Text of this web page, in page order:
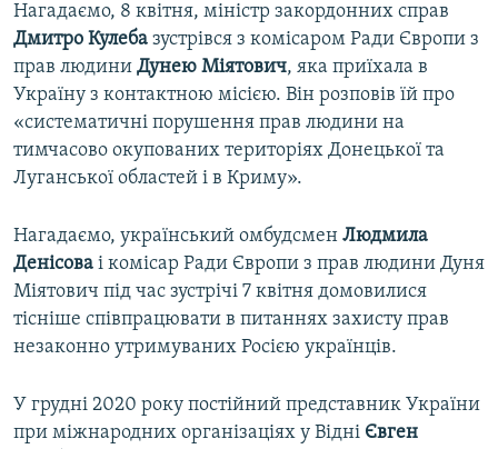
Нагадаємо, 8 квітня, міністр закордонних справ
Дмитро Кулеба зустрівся з комісаром Ради Європи з
прав людини Дунею Міятович, яка приїхала в
Україну з контактною місією. Він розповів їй про
«систематичні порушення прав людини на
тимчасово окупованих територіях Донецької та
Луганської областей і в Криму».
Нагадаємо, український омбудсмен Людмила
Денісова і комісар Ради Європи з прав людини Дуня
Міятович під час зустрічі 7 квітня домовилися
тісніше співпрацювати в питаннях захисту прав
незаконно утримуваних Росією українців.
У грудні 2020 року постійний представник України
при міжнародних організаціях у Відні Євген